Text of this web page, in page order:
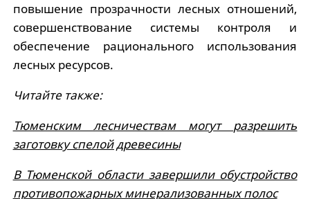
повышение прозрачности лесных отношений,
совершенствование системы контроля и
обеспечение рационального использования
лесных ресурсов.
Читайте также:
Тюменским лесничествам могут разрешить
заготовку спелой древесины
В Тюменской области завершили обустройство
противопожарных минерализованных полос